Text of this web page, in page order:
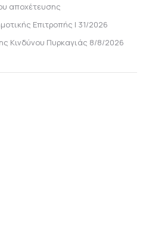
αποχέτευσης
Επιτροπής | 31/2026
Κινδύνου Πυρκαγιάς 8/8/2026